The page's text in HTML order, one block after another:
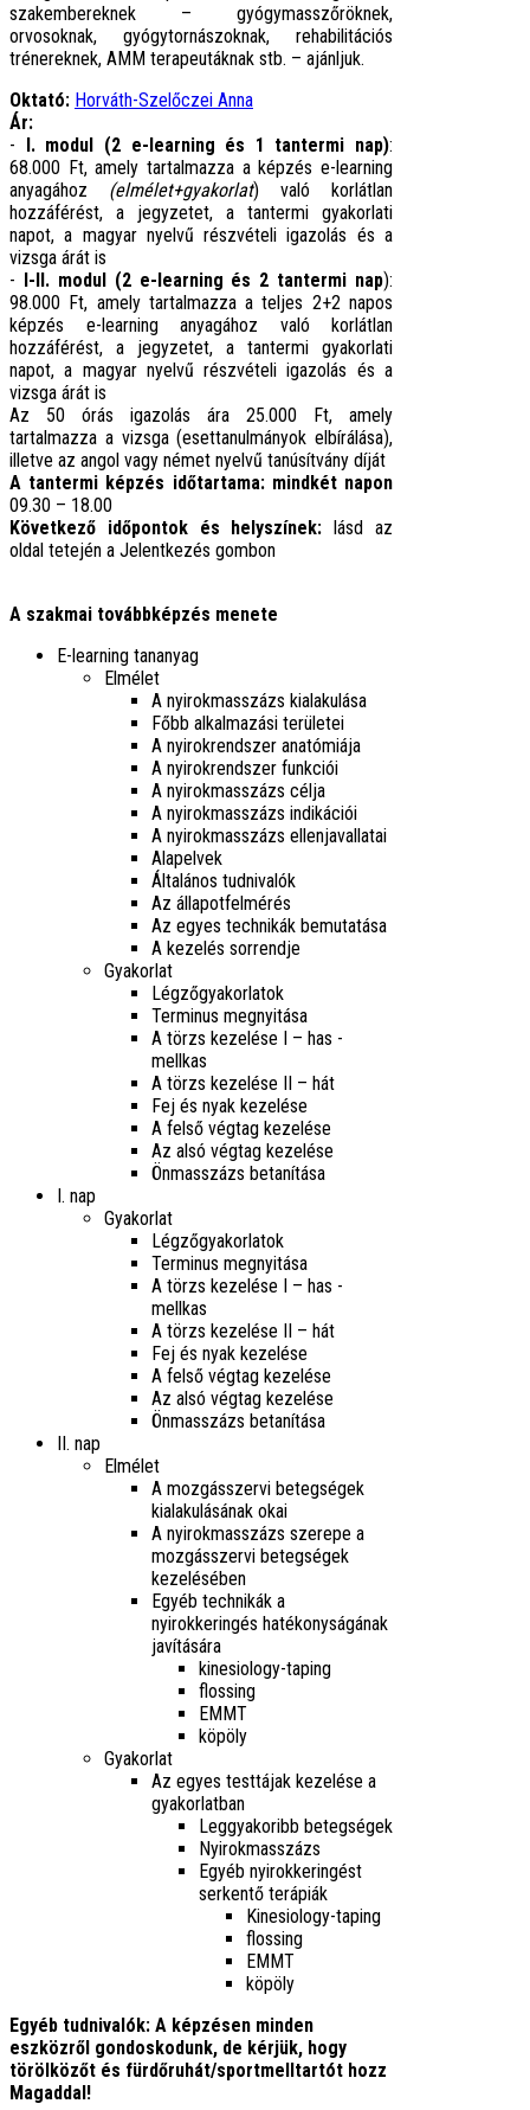
szakembereknek – gyógymasszőröknek,
orvosoknak, gyógytornászoknak, rehabilitációs
trénereknek, AMM terapeutáknak stb. – ajánljuk.
Oktató: Horváth-Szelőczei Anna
Ár:
-
I. modul (2 e-learning és 1 tantermi nap):
68.000 Ft,amely tartalmazza a képzés e-learning
anyagához (elmélet+gyakorlat) való korlátlan
hozzáférést, a jegyzetet, a tantermi gyakorlati
napot, a magyar nyelvű részvételi igazolás és a
vizsga árát is
-
I-II. modul (2 e-learning és 2 tantermi nap):
98.000 Ft, amely tartalmazza a teljes 2+2 napos
képzés e-learning anyagához való korlátlan
hozzáférést, a jegyzetet, a tantermi gyakorlati
napot, a magyar nyelvű részvételi igazolás és a
vizsga árát is
Az 50 órás igazolás ára 25.000 Ft, amely
tartalmazza a vizsga (esettanulmányok elbírálása),
illetve az angol vagy német nyelvű tanúsítvány díját
A tantermi képzés időtartama: mindkét napon
09.30 – 18.00
Következő időpontok és helyszínek:
lásd az
oldal tetején a Jelentkezés gombon
A szakmai továbbképzés menete
E-learning tananyag
Elmélet
A nyirokmasszázs kialakulása
Főbb alkalmazási területei
A nyirokrendszer anatómiája
A nyirokrendszer funkciói
A nyirokmasszázs célja
A nyirokmasszázs indikációi
A nyirokmasszázs ellenjavallatai
Alapelvek
Általános tudnivalók
Az állapotfelmérés
Az egyes technikák bemutatása
A kezelés sorrendje
Gyakorlat
Légzőgyakorlatok
Terminus megnyitása
A törzs kezelése I – has -
mellkas
A törzs kezelése II – hát
Fej és nyak kezelése
A felső végtag kezelése
Az alsó végtag kezelése
Önmasszázs betanítása
I. nap
Gyakorlat
Légzőgyakorlatok
Terminus megnyitása
A törzs kezelése I – has -
mellkas
A törzs kezelése II – hát
Fej és nyak kezelése
A felső végtag kezelése
Az alsó végtag kezelése
Önmasszázs betanítása
II. nap
Elmélet
A mozgásszervi betegségek
kialakulásának okai
A nyirokmasszázs szerepe a
mozgásszervi betegségek
kezelésében
Egyéb technikák a
nyirokkeringés hatékonyságának
javítására
kinesiology-taping
flossing
EMMT
köpöly
Gyakorlat
Az egyes testtájak kezelése a
gyakorlatban
Leggyakoribb betegségek
Nyirokmasszázs
Egyéb nyirokkeringést
serkentő terápiák
Kinesiology-taping
flossing
EMMT
köpöly
Egyéb tudnivalók: A képzésen minden
eszközről gondoskodunk, de kérjük, hogy
törölközőt és fürdőruhát/sportmelltartót hozz
Magaddal!